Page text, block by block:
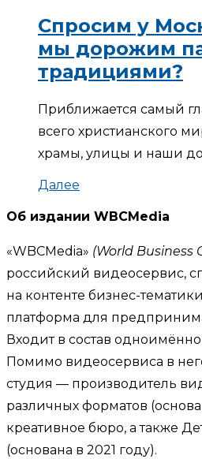
Спросим у
мы дорожим
традициями?
Приближается самый
всего христианского
храмы, улицы и наши
Далее
Об издании WBCMedia
«WBCMedia» (World Business
российский видеосервис,
на контенте бизнес-
платформа для
Входит в состав
Помимо видеосервиса в
студия — производитель
различных форматов
креативное бюро, а также
(основана в 2021 году).